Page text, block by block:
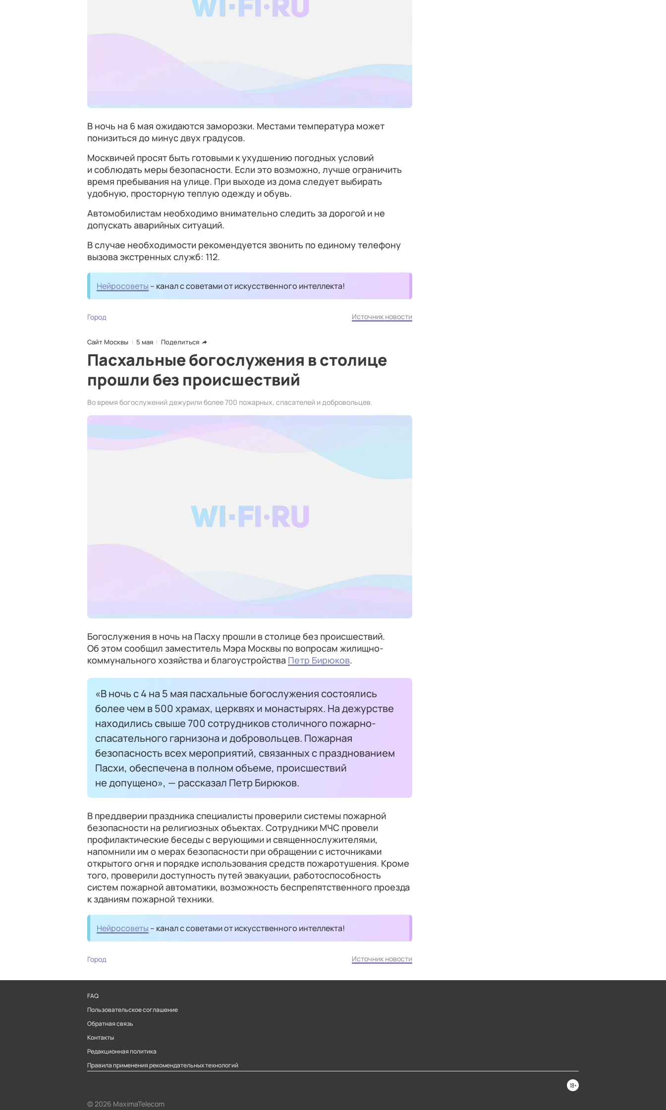
В ночь на 6 мая ожидаются заморозки. Местами температура может
понизиться до минус двух градусов.
Москвичей просят быть готовыми к ухудшению погодных условий
и соблюдать меры безопасности. Если это возможно, лучше ограничить
время пребывания на улице. При выходе из дома следует выбирать
удобную, просторную теплую одежду и обувь.
Автомобилистам необходимо внимательно следить за дорогой и не
допускать аварийных ситуаций.
В случае необходимости рекомендуется звонить по единому телефону
вызова экстренных служб: 112.
Нейросоветы – канал с советами от искусственного интеллекта!
Город Источник новости
Сайт Москвы 5 мая Поделиться
Пасхальные богослужения в столице
прошли без происшествий
Во время богослужений дежурили более 700 пожарных, спасателей и добровольцев.
Богослужения в ночь на Пасху прошли в столице без происшествий.
Об этом сообщил заместитель Мэра Москвы по вопросам жилищно-
коммунального хозяйства и благоустройства Петр Бирюков.
«В ночь с 4 на 5 мая пасхальные богослужения состоялись
более чем в 500 храмах, церквях и монастырях. На дежурстве
находились свыше 700 сотрудников столичного пожарно-
спасательного гарнизона и добровольцев. Пожарная
безопасность всех мероприятий, связанных с празднованием
Пасхи, обеспечена в полном объеме, происшествий
не допущено», — рассказал Петр Бирюков.
В преддверии праздника специалисты проверили системы пожарной
безопасности на религиозных объектах. Сотрудники МЧС провели
профилактические беседы с верующими и священнослужителями,
напомнили им о мерах безопасности при обращении с источниками
открытого огня и порядке использования средств пожаротушения. Кроме
того, проверили доступность путей эвакуации, работоспособность
систем пожарной автоматики, возможность беспрепятственного проезда
к зданиям пожарной техники.
Нейросоветы – канал с советами от искусственного интеллекта!
Город Источник новости
FAQ
Пользовательское соглашение
Обратная связь
Контакты
Редакционная политика
Правила применения рекомендательных технологий
© 2026 MaximaTelecom